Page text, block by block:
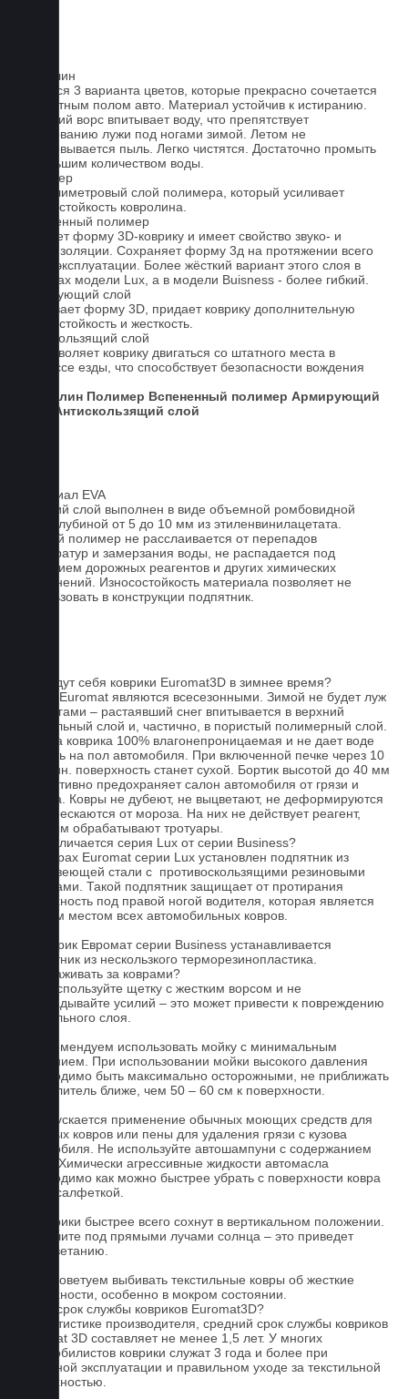
Ковролин
Имеется 3 варианта цветов, которые прекрасно сочетается
со штатным полом авто. Материал устойчив к истиранию.
Короткий ворс впитывает воду, что препятствует
образованию лужи под ногами зимой. Летом не
образовывается пыль. Легко чистятся. Достаточно промыть
небольшим количеством воды.
Полимер
1-миллиметровый слой полимера, который усиливает
износостойкость ковролина.
Вспененный полимер
Придает форму 3D-коврику и имеет свойство звуко- и
теплоизоляции. Сохраняет форму 3д на протяжении всего
срока эксплуатации. Более жёсткий вариант этого слоя в
ковриках модели Lux, а в модели Buisness - более гибкий.
Армирующий слой
Усиливает форму 3D, придает коврику дополнительную
износостойкость и жесткость.
Антискользящий слой
Не позволяет коврику двигаться со штатного места в
процессе езды, что способствует безопасности вождения
Ковролин Полимер Вспененный полимер Армирующий
Антискользящий слой
Материал EVA
Верхний слой выполнен в виде объемной ромбовидной
сетки глубиной от 5 до 10 мм из этиленвинилацетата.
Данный полимер не расслаивается от перепадов
температур и замерзания воды, не распадается под
действием дорожных реагентов и других химических
загрязнений. Износостойкость материала позволяет не
использовать в конструкции подпятник.
Как ведут себя коврики Euromat3D в зимнее время?
Ковры Euromat являются всесезонными. Зимой не будет луж
под ногами – растаявший снег впитывается в верхний
текстильный слой и, частично, в пористый полимерный слой.
Основа коврика 100% влагонепроницаемая и не дает воде
попасть на пол автомобиля. При включенной печке через 10
- 15 мин. поверхность станет сухой. Бортик высотой до 40 мм
эффективно предохраняет салон автомобиля от грязи и
мусора. Ковры не дубеют, не выцветают, не деформируются
и не трескаются от мороза. На них не действует реагент,
которым обрабатывают тротуары.
Чем отличается серия Lux от серии Business?
На коврах Euromat серии Lux установлен подпятник из
нержавеющей стали с противоскользящими резиновыми
вставками. Такой подпятник защищает от протирания
поверхность под правой ногой водителя, которая является
слабым местом всех автомобильных ковров.
На коврик Евромат серии Business устанавливается
подпятник из нескользкого терморезинопластика.
Как ухаживать за коврами?
1.Не используйте щетку с жестким ворсом и не
прикладывайте усилий – это может привести к повреждению
текстильного слоя.
2. Рекомендуем использовать мойку с минимальным
давлением. При использовании мойки высокого давления
необходимо быть максимально осторожными, не приближать
распылитель ближе, чем 50 – 60 см к поверхности.
3. Допускается применение обычных моющих средств для
бытовых ковров или пены для удаления грязи с кузова
автомобиля. Не используйте автошампуни с содержанием
воска! Химически агрессивные жидкости автомасла
необходимо как можно быстрее убрать с поверхности ковра
сухой салфеткой.
4. Коврики быстрее всего сохнут в вертикальном положении.
Не сушите под прямыми лучами солнца – это приведет
к выцветанию.
5. Не советуем выбивать текстильные ковры об жесткие
поверхности, особенно в мокром состоянии.
Какой срок службы ковриков Euromat3D?
По статистике производителя, средний срок службы ковриков
Euromat 3D составляет не менее 1,5 лет. У многих
автомобилистов коврики служат 3 года и более при
бережной эксплуатации и правильном уходе за текстильной
поверхностью.